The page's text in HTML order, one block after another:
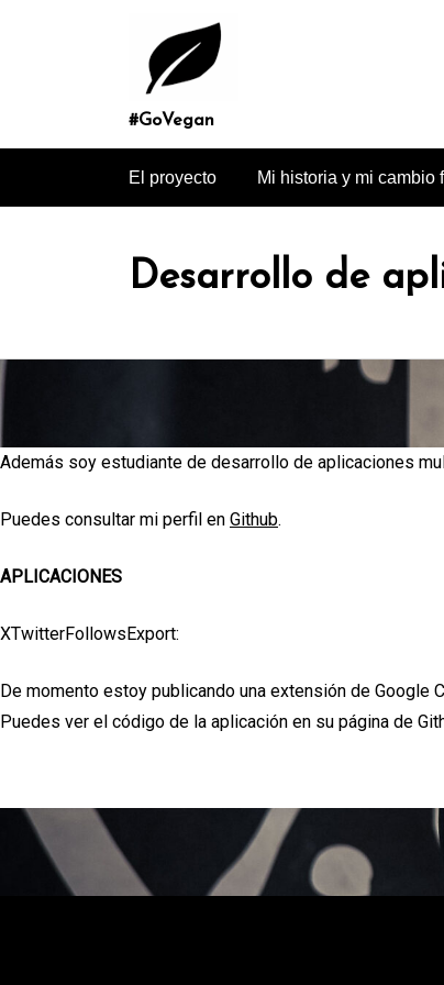
#GoVegan
El proyecto Mi historia y mi cambio
Desarrollo de
Además soy estudiante de desarrollo de aplicaciones
Puedes consultar mi perfil en Github.
APLICACIONES
XTwitterFollowsExport:
De momento estoy publicando una extensión de Google
Puedes ver el código de la aplicación en su página de